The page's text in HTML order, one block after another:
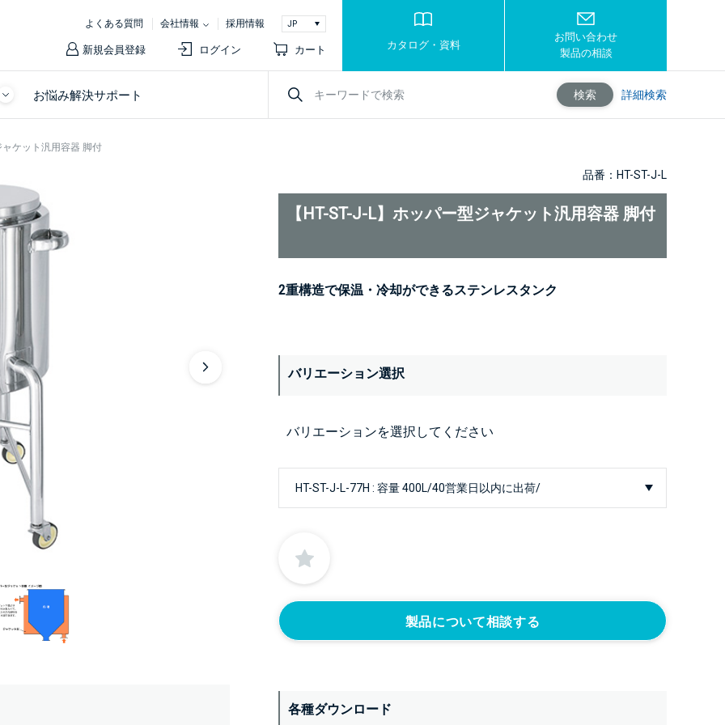
よくある質問 会社情報 採用情報
新規会員登録 ログイン カート カタログ・資料
お問い合わせ
製品の相談
お悩み解決サポート 検索 詳細検索
ャケット汎用容器 脚付
品番：HT-ST-J-L
【HT-ST-J-L】ホッパー型ジャケット汎用容器 脚付
2重構造で保温・冷却ができるステンレスタンク
バリエーション選択
バリエーションを選択してください
製品について相談する
各種ダウンロード